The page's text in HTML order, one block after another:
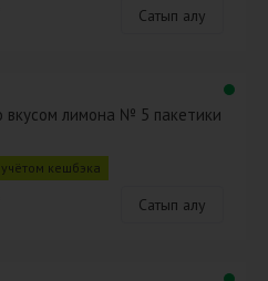
Сатып алу
вкусом лимона № 5 пакетики
кешбэка
Сатып алу